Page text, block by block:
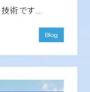
術です…
Blog